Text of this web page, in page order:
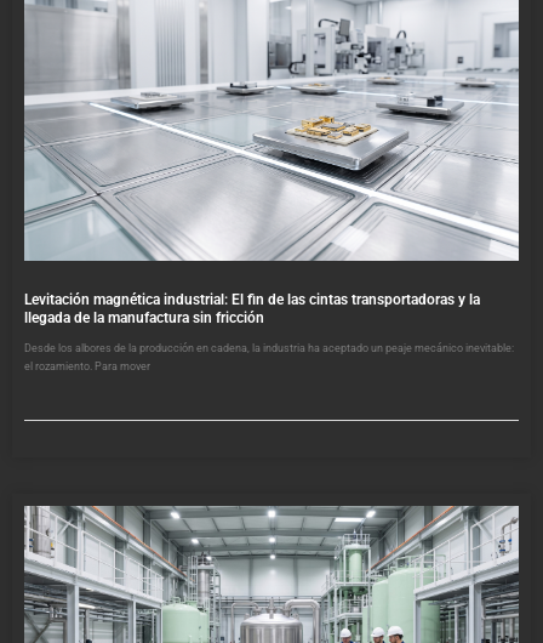
Levitación magnética industrial: El fin de las cintas transportadoras y la
llegada de la manufactura sin fricción
Desde los albores de la producción en cadena, la industria ha aceptado un peaje mecánico inevitable:
el rozamiento. Para mover